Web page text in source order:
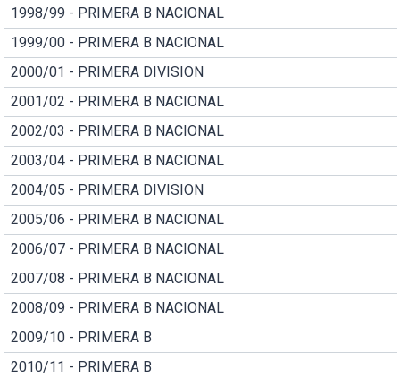
1998/99 - PRIMERA B NACIONAL
1999/00 - PRIMERA B NACIONAL
2000/01 - PRIMERA DIVISION
2001/02 - PRIMERA B NACIONAL
2002/03 - PRIMERA B NACIONAL
2003/04 - PRIMERA B NACIONAL
2004/05 - PRIMERA DIVISION
2005/06 - PRIMERA B NACIONAL
2006/07 - PRIMERA B NACIONAL
2007/08 - PRIMERA B NACIONAL
2008/09 - PRIMERA B NACIONAL
2009/10 - PRIMERA B
2010/11 - PRIMERA B